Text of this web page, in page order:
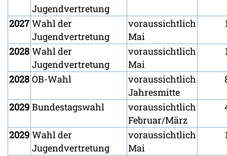
Jugendvertretung
2027 Wahl der
Jugendvertretung
voraussichtlich
Mai
2028 Wahl der
Jugendvertretung
voraussichtlich
Mai
2028 OB-Wahl
voraussichtlich
Jahresmitte
2029 Bundestagswahl
voraussichtlich
Februar/März
2029 Wahl der
Jugendvertretung
voraussichtlich
Mai